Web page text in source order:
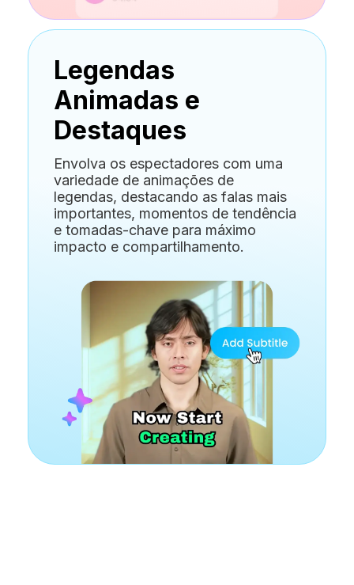
Legendas
Animadas e
Destaques
Envolva os espectadores com uma
variedade de animações de
legendas, destacando as falas mais
importantes, momentos de tendência
e tomadas-chave para máximo
impacto e compartilhamento.